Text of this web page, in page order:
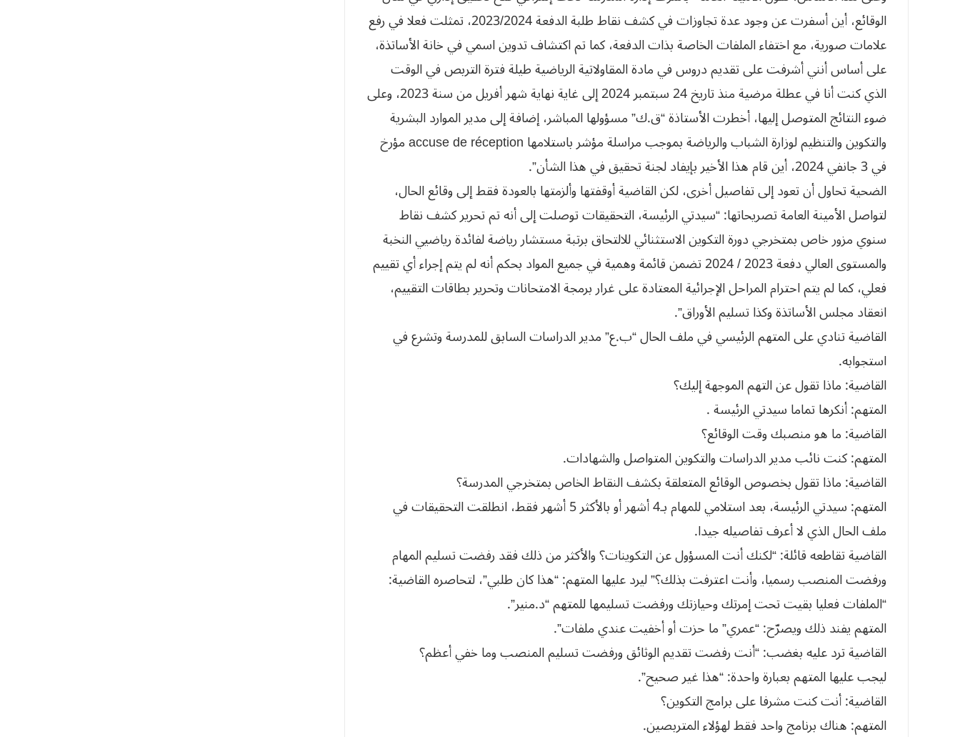
الوقائع، أين أسفرت عن وجود عدة تجاوزات في كشف نقاط طلبة الدفعة 2023/2024، تمثلت فعلا في رفع
علامات صورية، مع اختفاء الملفات الخاصة بذات الدفعة، كما تم اكتشاف تدوين اسمي في خانة الأساتذة،
على أساس أنني أشرفت على تقديم دروس في مادة المقاولاتية الرياضية طيلة فترة التربص في الوقت
الذي كنت أنا في عطلة مرضية منذ تاريخ 24 سبتمبر 2024 إلى غاية نهاية شهر أفريل من سنة 2023، وعلى
ضوء النتائج المتوصل إليها، أخطرت الأستاذة “ق.ك” مسؤولها المباشر، إضافة إلى مدير الموارد البشرية
والتكوين والتنظيم لوزارة الشباب والرياضة بموجب مراسلة مؤشر باستلامها accuse de réception مؤرخ
في 3 جانفي 2024، أين قام هذا الأخير بإيفاد لجنة تحقيق في هذا الشأن”.
الضحية تحاول أن تعود إلى تفاصيل أخرى، لكن القاضية أوقفتها وألزمتها بالعودة فقط إلى وقائع الحال،
لتواصل الأمينة العامة تصريحاتها: “سيدتي الرئيسة، التحقيقات توصلت إلى أنه تم تحرير كشف نقاط
سنوي مزور خاص بمتخرجي دورة التكوين الاستثنائي للالتحاق برتبة مستشار رياضة لفائدة رياضيي النخبة
والمستوى العالي دفعة 2023 / 2024 تضمن قائمة وهمية في جميع المواد بحكم أنه لم يتم إجراء أي تقييم
فعلي، كما لم يتم احترام المراحل الإجرائية المعتادة على غرار برمجة الامتحانات وتحرير بطاقات التقييم،
انعقاد مجلس الأساتذة وكذا تسليم الأوراق”.
القاضية تنادي على المتهم الرئيسي في ملف الحال “ب.ع” مدير الدراسات السابق للمدرسة وتشرع في
استجوابه.
القاضية: ماذا تقول عن التهم الموجهة إليك؟
المتهم: أنكرها تماما سيدتي الرئيسة .
القاضية: ما هو منصبك وقت الوقائع؟
المتهم: كنت نائب مدير الدراسات والتكوين المتواصل والشهادات.
القاضية: ماذا تقول بخصوص الوقائع المتعلقة بكشف النقاط الخاص بمتخرجي المدرسة؟
المتهم: سيدتي الرئيسة، بعد استلامي للمهام بـ4 أشهر أو بالأكثر 5 أشهر فقط، انطلقت التحقيقات في
ملف الحال الذي لا أعرف تفاصيله جيدا.
القاضية تقاطعه قائلة: “لكنك أنت المسؤول عن التكوينات؟ والأكثر من ذلك فقد رفضت تسليم المهام
ورفضت المنصب رسميا، وأنت اعترفت بذلك؟” ليرد عليها المتهم: “هذا كان طلبي”، لتحاصره القاضية:
“الملفات فعليا بقيت تحت إمرتك وحيازتك ورفضت تسليمها للمتهم “د.منير”.
المتهم يفند ذلك ويصرّح: “عمري” ما حزت أو أخفيت عندي ملفات”.
القاضية ترد عليه بغضب: “أنت رفضت تقديم الوثائق ورفضت تسليم المنصب وما خفي أعظم؟
ليجب عليها المتهم بعبارة واحدة: “هذا غير صحيح”.
القاضية: أنت كنت مشرفا على برامج التكوين؟
المتهم: هناك برنامج واحد فقط لهؤلاء المتربصين.